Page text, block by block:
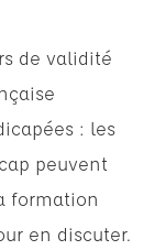
de validité
: les
peuvent
formation
en discuter.